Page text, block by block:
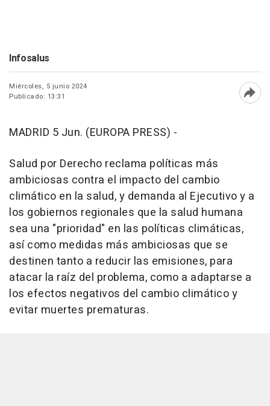
Infosalus
Miércoles, 5 junio 2024
Publicado: 13:31
MADRID 5 Jun. (EUROPA PRESS) -
Salud por Derecho reclama políticas más
ambiciosas contra el impacto del cambio
climático en la salud, y demanda al Ejecutivo y a
los gobiernos regionales que la salud humana
sea una "prioridad" en las políticas climáticas,
así como medidas más ambiciosas que se
destinen tanto a reducir las emisiones, para
atacar la raíz del problema, como a adaptarse a
los efectos negativos del cambio climático y
evitar muertes prematuras.